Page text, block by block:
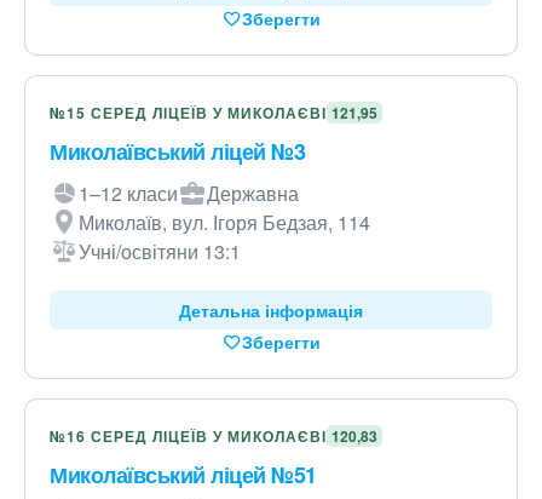
Зберегти
№15 СЕРЕД ЛІЦЕЇВ У МИКОЛАЄВІ 121,95
Миколаївський ліцей №3
1–12 класи
Державна
Миколаїв, вул. Ігоря Бедзая, 114
Учні/освітяни 13:1
Детальна інформація
Зберегти
№16 СЕРЕД ЛІЦЕЇВ У МИКОЛАЄВІ 120,83
Миколаївський ліцей №51